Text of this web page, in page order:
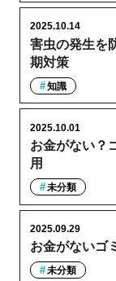
害虫の発生を
期対策
2025.10.14
知識
お金がない？
用
2025.10.01
未分類
お金がないゴ
2025.09.29
未分類